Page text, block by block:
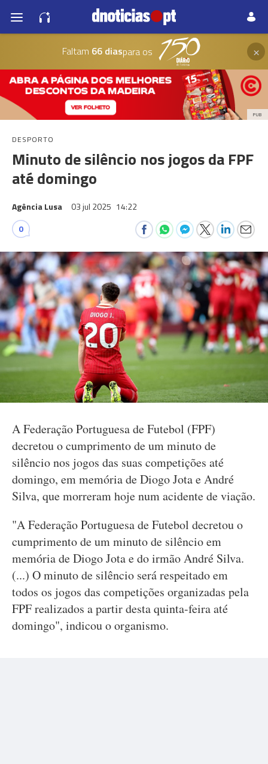
Faltam 66 diaspara os ×
PUB
DESPORTO
Minuto de silêncio nos jogos da FPF
até domingo
Agência Lusa 03 jul 2025 14:22
0
A Federação Portuguesa de Futebol (FPF)
decretou o cumprimento de um minuto de
silêncio nos jogos das suas competições até
domingo, em memória de Diogo Jota e André
Silva, que morreram hoje num acidente de viação.
"A Federação Portuguesa de Futebol decretou o
cumprimento de um minuto de silêncio em
memória de Diogo Jota e do irmão André Silva.
(...) O minuto de silêncio será respeitado em
todos os jogos das competições organizadas pela
FPF realizados a partir desta quinta-feira até
domingo", indicou o organismo.